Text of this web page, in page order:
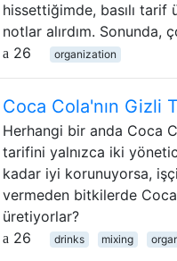
hissettiğimde, basılı tarif
notlar alırdım. Sonunda,
26
organization
Coca Cola'nın Gizli
Herhangi bir anda Coca
tarifini yalnızca iki
kadar iyi korunuyorsa,
vermeden bitkilerde Coca
üretiyorlar?
26
drinks mixing